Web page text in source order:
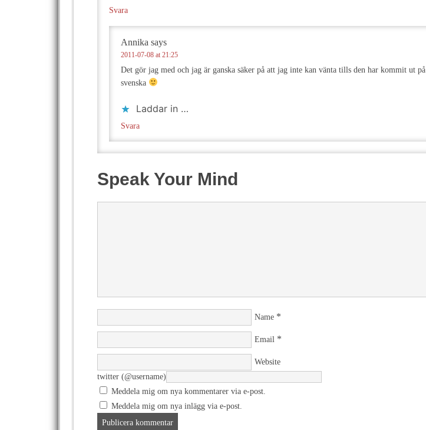
Svara
Annika says
2011-07-08 at 21:25
Det gör jag med och jag är ganska säker på att jag inte kan vänta tills den har kommit ut på
svenska
Laddar in …
Svara
Speak Your Mind
Name *
Email *
Website
twitter (@username)
Meddela mig om nya kommentarer via e-post.
Meddela mig om nya inlägg via e-post.